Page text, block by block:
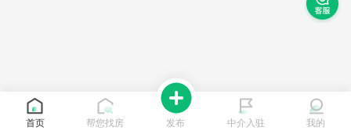
首页 帮您找房 发布 中介入驻 我的